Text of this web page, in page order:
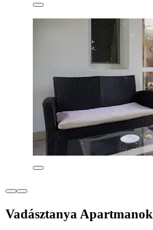
Vadásztanya Apartmanok